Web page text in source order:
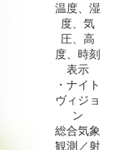
温度、湿
度、気
圧、高
度、時刻
表示
・ナイト
ヴィジョ
ン
総合気象
観測／射